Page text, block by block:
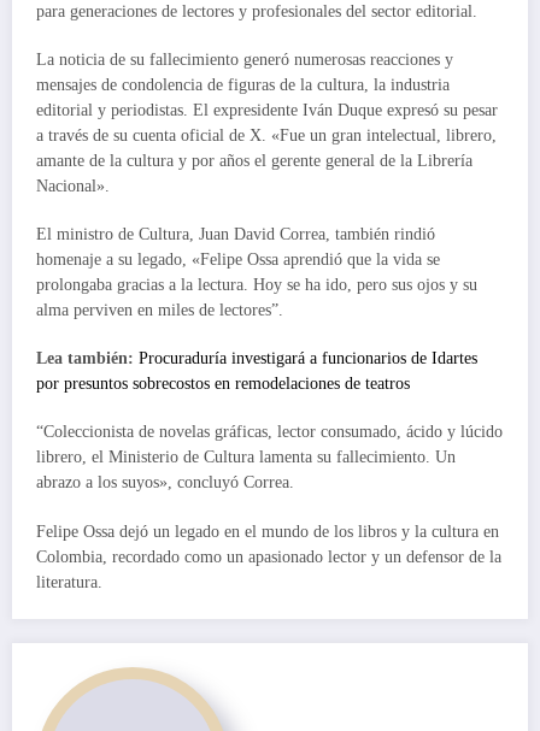
para generaciones de lectores y profesionales del sector editorial.
La noticia de su fallecimiento generó numerosas reacciones y
mensajes de condolencia de figuras de la cultura, la industria
editorial y periodistas. El expresidente Iván Duque expresó su pesar
a través de su cuenta oficial de X. «Fue un gran intelectual, librero,
amante de la cultura y por años el gerente general de la Librería
Nacional».
El ministro de Cultura, Juan David Correa, también rindió
homenaje a su legado, «Felipe Ossa aprendió que la vida se
prolongaba gracias a la lectura. Hoy se ha ido, pero sus ojos y su
alma perviven en miles de lectores”.
Lea también: Procuraduría investigará a funcionarios de Idartes
por presuntos sobrecostos en remodelaciones de teatros
“Coleccionista de novelas gráficas, lector consumado, ácido y lúcido
librero, el Ministerio de Cultura lamenta su fallecimiento. Un
abrazo a los suyos», concluyó Correa.
Felipe Ossa dejó un legado en el mundo de los libros y la cultura en
Colombia, recordado como un apasionado lector y un defensor de la
literatura.